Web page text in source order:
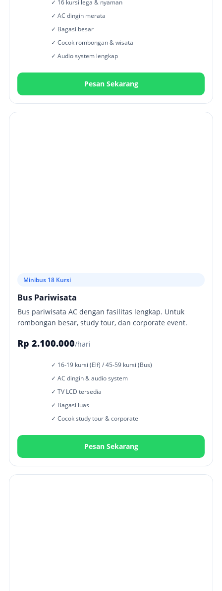
✓ 16 kursi lega & nyaman
✓ AC dingin merata
✓ Bagasi besar
✓ Cocok rombongan & wisata
✓ Audio system lengkap
Pesan Sekarang
Minibus 18 Kursi
Bus Pariwisata
Bus pariwisata AC dengan fasilitas lengkap. Untuk
rombongan besar, study tour, dan corporate event.
Rp 2.100.000/hari
✓ 16-19 kursi (Elf) / 45-59 kursi (Bus)
✓ AC dingin & audio system
✓ TV LCD tersedia
✓ Bagasi luas
✓ Cocok study tour & corporate
Pesan Sekarang